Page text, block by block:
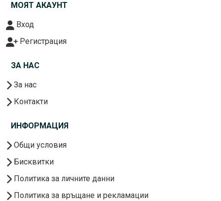
МОЯТ АКАУНТ
Вход
Регистрация
ЗА НАС
За нас
Контакти
ИНФОРМАЦИЯ
Общи условия
Бисквитки
Политика за личните данни
Политика за връщане и рекламации